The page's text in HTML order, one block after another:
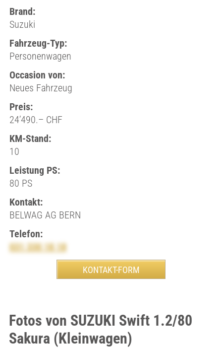
Brand:
Suzuki
Fahrzeug-Typ:
Personenwagen
Occasion von:
Neues Fahrzeug
Preis:
24’490.– CHF
KM-Stand:
10
Leistung PS:
80 PS
Kontakt:
BELWAG AG BERN
Telefon:
031 330 18 18
Fotos von SUZUKI Swift 1.2/80
Sakura (Kleinwagen)